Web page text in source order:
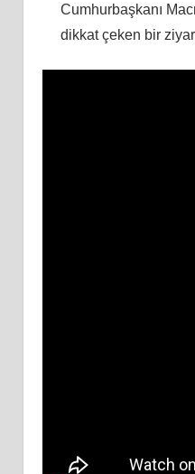
Cumhurbaşkanı
dikkat çeken bir